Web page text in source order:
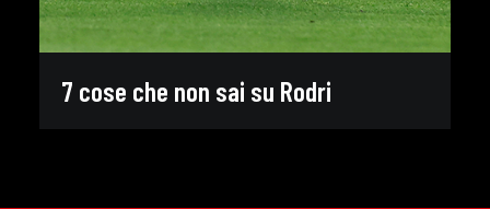
7 cose che non sai su Rodri